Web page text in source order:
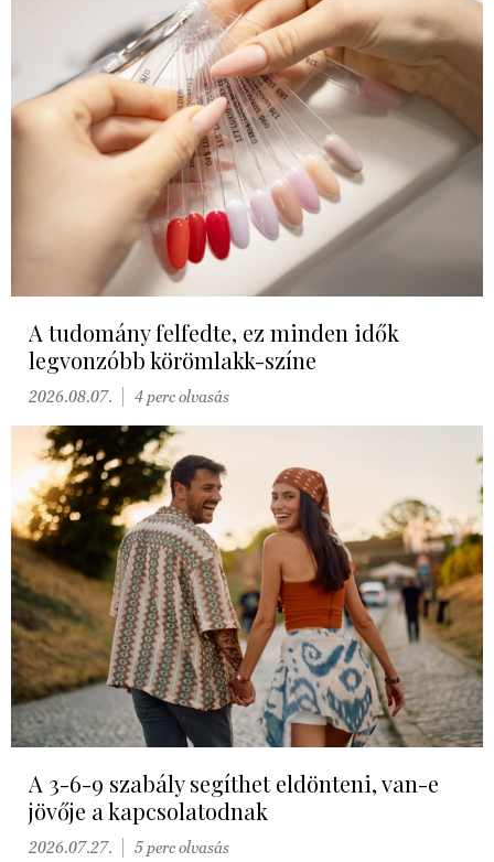
A tudomány felfedte, ez minden idők
legvonzóbb körömlakk-színe
2026.08.07. 4 perc olvasás
A 3-6-9 szabály segíthet eldönteni, van-e
jövője a kapcsolatodnak
2026.07.27. 5 perc olvasás